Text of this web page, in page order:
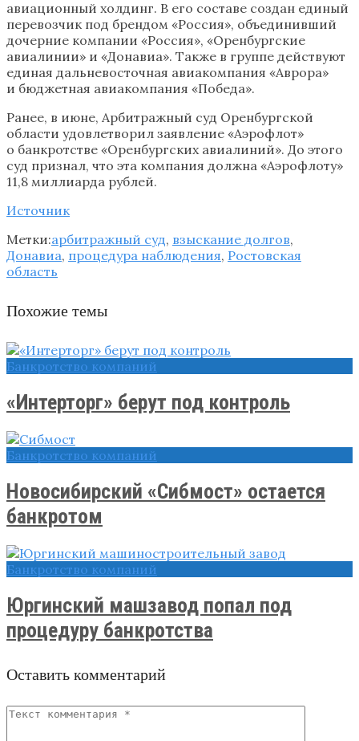
авиационный холдинг. В его составе создан единый
перевозчик под брендом «Россия», объединивший
дочерние компании «Россия», «Оренбургские
авиалинии» и «Донавиа». Также в группе действуют
единая дальневосточная авиакомпания «Аврора»
и бюджетная авиакомпания «Победа».
Ранее, в июне, Арбитражный суд Оренбургской
области удовлетворил заявление «Аэрофлот»
о банкротстве «Оренбургских авиалиний». До этого
суд признал, что эта компания должна «Аэрофлоту»
11,8 миллиарда рублей.
Источник
Метки:арбитражный суд, взыскание долгов,
Донавиа, процедура наблюдения, Ростовская
область
Похожие темы
Банкротство компаний
«Интерторг» берут под контроль
Банкротство компаний
Новосибирский «Сибмост» остается
банкротом
Банкротство компаний
Юргинский машзавод попал под
процедуру банкротства
Оставить комментарий